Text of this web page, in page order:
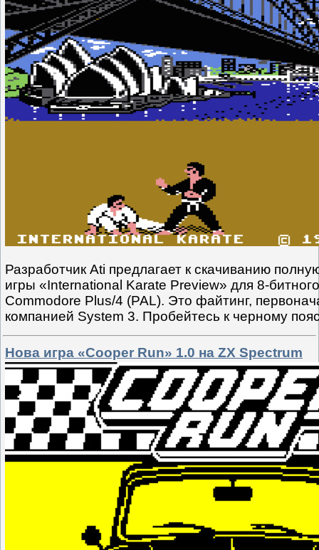
Разработчик Ati предлагает к скачиванию
игры «International Karate Preview» для 8-
Commodore Plus/4 (PAL). Это файтинг,
компанией System 3. Пробейтесь к черному
Нова игра «Cooper Run» 1.0 на ZX Spectrum